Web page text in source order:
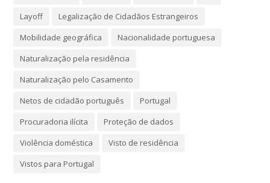
Layoff
Legalização de Cidadãos Estrangeiros
Mobilidade geográfica
Nacionalidade portuguesa
Naturalização pela residência
Naturalização pelo Casamento
Netos de cidadão português
Portugal
Procuradoria ilícita
Proteção de dados
Violência doméstica
Visto de residência
Vistos para Portugal